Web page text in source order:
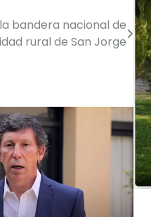
bandera nacional de
rural de San Jorge